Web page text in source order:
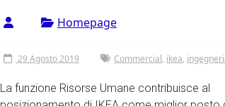
Homepage
29 Agosto 2019 Commercial, ikea,
La funzione Risorse Umane contribuisce al